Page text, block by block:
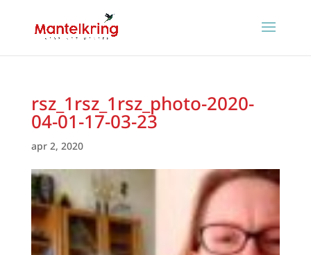
rsz_1rsz_1rsz_photo-2020-
04-01-17-03-23
apr 2, 2020